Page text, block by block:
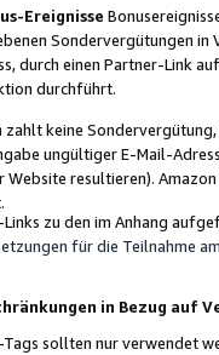
Ereignisse
Sondervergütungen in
durch einen Partner-Link
durchführt.
zahlt keine
ungültiger E-Mail-
Website resultieren).
zu den im Anhang
für die Teilnahme
in Bezug auf
sollten nur verwendet